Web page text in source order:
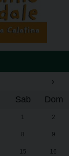
›
Sab Dom
1 2
8 9
15 16